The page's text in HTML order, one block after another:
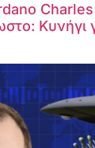
Κυνήγι